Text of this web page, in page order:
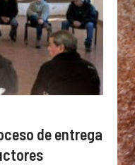
de entrega